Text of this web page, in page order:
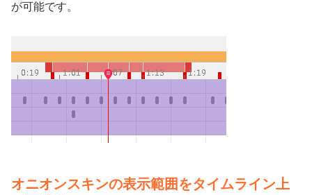
が可能です。
オニオンスキンの表示範囲をタイムライン上